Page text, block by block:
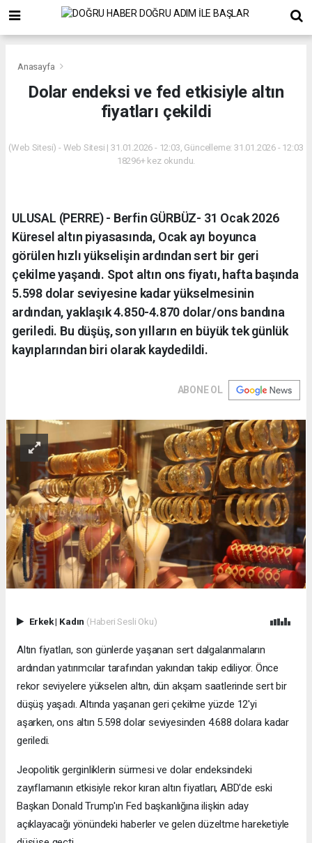
Anasayfa
Dolar endeksi ve fed etkisiyle altın
fiyatları çekildi
(Web Sitesi) - Web Sitesi | 31.01.2026 - 12:03, Güncelleme: 31.01.2026 - 12:03
18296+ kez okundu.
ULUSAL (PERRE) - Berfin GÜRBÜZ- 31 Ocak 2026
Küresel altın piyasasında, Ocak ayı boyunca
görülen hızlı yükselişin ardından sert bir geri
çekilme yaşandı. Spot altın ons fiyatı, hafta başında
5.598 dolar seviyesine kadar yükselmesinin
ardından, yaklaşık 4.850-4.870 dolar/ons bandına
geriledi. Bu düşüş, son yılların en büyük tek günlük
kayıplarından biri olarak kaydedildi.
ABONE OL
Erkek| Kadın (Haberi Sesli Oku)
Altın fiyatları, son günlerde yaşanan sert dalgalanmaların
ardından yatırımcılar tarafından yakından takip ediliyor. Önce
rekor seviyelere yükselen altın, dün akşam saatlerinde sert bir
düşüş yaşadı. Altında yaşanan geri çekilme yüzde 12'yi
aşarken, ons altın 5.598 dolar seviyesinden 4.688 dolara kadar
geriledi.
Jeopolitik gerginliklerin sürmesi ve dolar endeksindeki
zayıflamanın etkisiyle rekor kıran altın fiyatları, ABD'de eski
Başkan Donald Trump'ın Fed başkanlığına ilişkin aday
açıklayacağı yönündeki haberler ve gelen düzeltme hareketiyle